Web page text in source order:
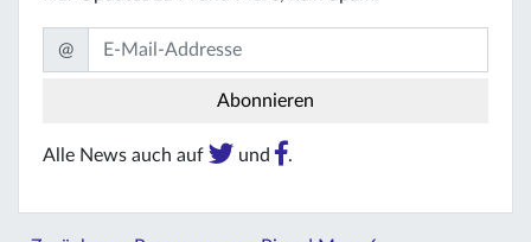
@
Alle News auch auf und .